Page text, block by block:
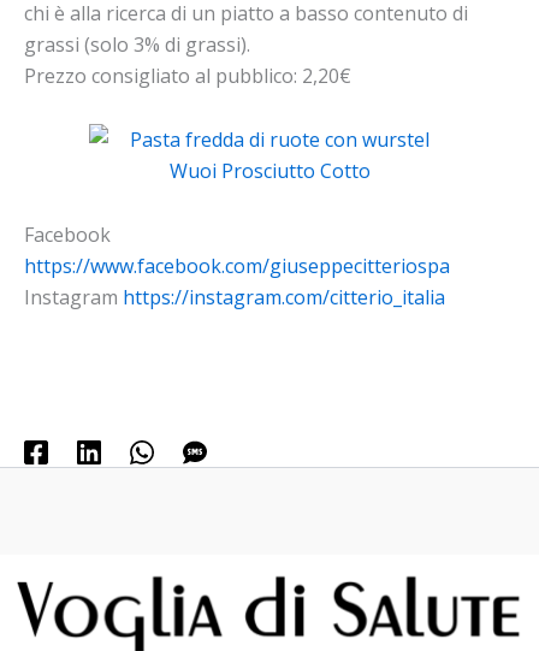
chi è alla ricerca di un piatto a basso contenuto di
grassi (solo 3% di grassi).
Prezzo consigliato al pubblico: 2,20€
Facebook
https://www.facebook.com/giuseppecitteriospa
Instagram https://instagram.com/citterio_italia